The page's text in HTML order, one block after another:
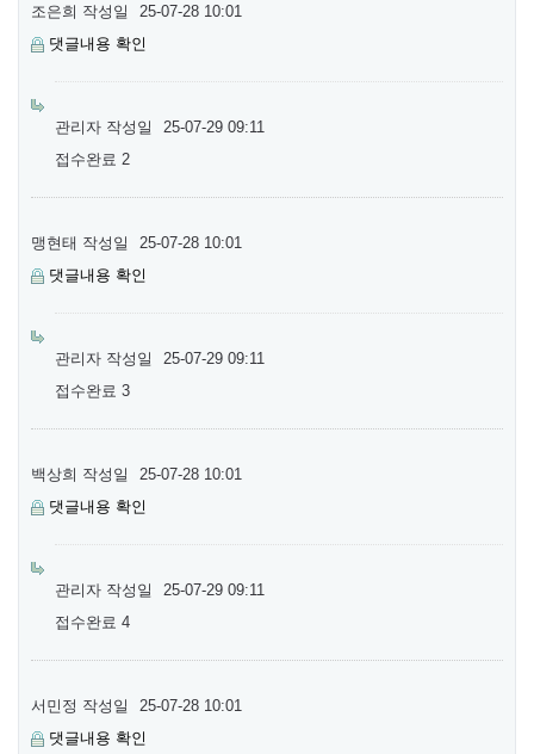
조은희 작성일
25-07-28 10:01
댓글내용 확인
관리자 작성일
25-07-29 09:11
접수완료 2
맹현태 작성일
25-07-28 10:01
댓글내용 확인
관리자 작성일
25-07-29 09:11
접수완료 3
백상희 작성일
25-07-28 10:01
댓글내용 확인
관리자 작성일
25-07-29 09:11
접수완료 4
서민정 작성일
25-07-28 10:01
댓글내용 확인